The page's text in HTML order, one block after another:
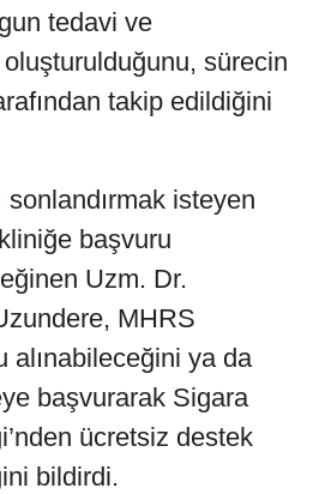
tedavi ve
oluşturulduğunu, sürecin
takip edildiğini
sonlandırmak isteyen
başvuru
Uzm. Dr.
MHRS
alınabileceğini ya da
başvurarak Sigara
ücretsiz destek
bildirdi.